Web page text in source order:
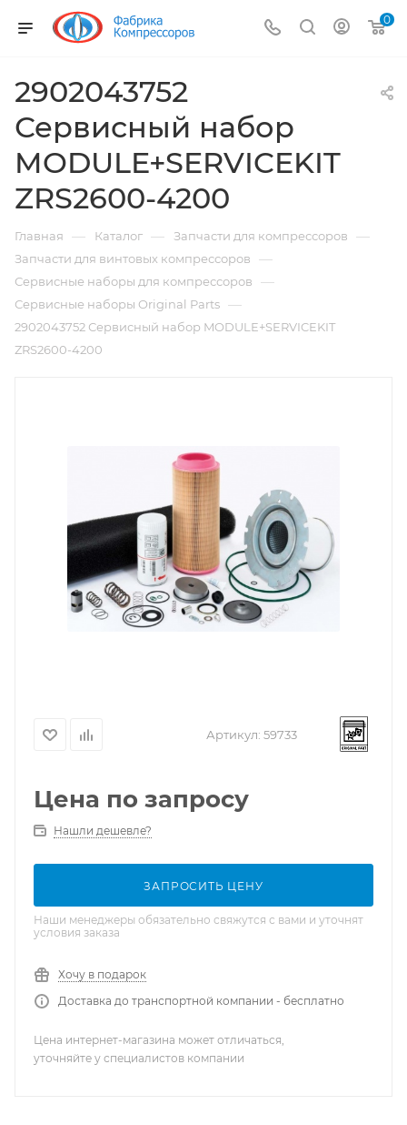
0
2902043752
Сервисный набор
MODULE+SERVICEKIT
ZRS2600-4200
Главная — Каталог — Запчасти для компрессоров —
Запчасти для винтовых компрессоров —
Сервисные наборы для компрессоров —
Сервисные наборы Original Parts —
2902043752 Сервисный набор MODULE+SERVICEKIT
ZRS2600-4200
Артикул: 59733
Цена по запросу
Нашли дешевле?
ЗАПРОСИТЬ ЦЕНУ
Наши менеджеры обязательно свяжутся с вами и уточнят
условия заказа
Хочу в подарок
Доставка до транспортной компании - бесплатно
Цена интернет-магазина может отличаться,
уточняйте у специалистов компании